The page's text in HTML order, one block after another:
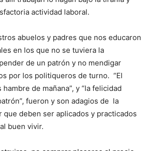
actividad laboral.
abuelos y padres que nos educaron
en los que no se tuviera la
de un patrón y no mendigar
por los politiqueros de turno. “El
de mañana”, y “la felicidad
fueron y son adagios de la
que deben ser aplicados y practicados
buen vivir.